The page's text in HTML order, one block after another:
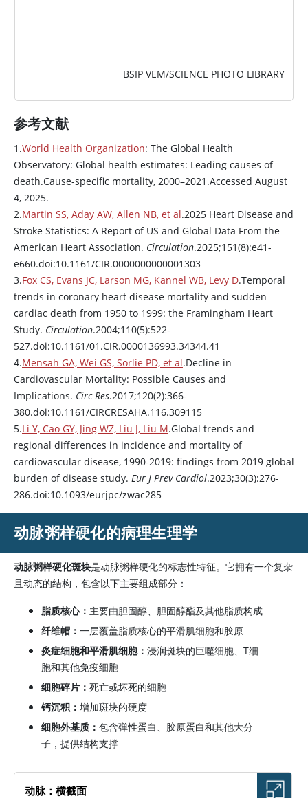
BSIP VEM/SCIENCE PHOTO LIBRARY
参考文献
1.World Health Organization: The Global Health
Observatory: Global health estimates: Leading causes of
death.Cause-specific mortality, 2000–2021.Accessed August
4, 2025.
2.Martin SS, Aday AW, Allen NB, et al.2025 Heart Disease and
Stroke Statistics: A Report of US and Global Data From the
American Heart Association. Circulation.2025;151(8):e41-
e660.doi:10.1161/CIR.0000000000001303
3.Fox CS, Evans JC, Larson MG, Kannel WB, Levy D.Temporal
trends in coronary heart disease mortality and sudden
cardiac death from 1950 to 1999: the Framingham Heart
Study. Circulation.2004;110(5):522-
527.doi:10.1161/01.CIR.0000136993.34344.41
4.Mensah GA, Wei GS, Sorlie PD, et al.Decline in
Cardiovascular Mortality: Possible Causes and
Implications. Circ Res.2017;120(2):366-
380.doi:10.1161/CIRCRESAHA.116.309115
5.Li Y, Cao GY, Jing WZ, Liu J, Liu M.Global trends and
regional differences in incidence and mortality of
cardiovascular disease, 1990-2019: findings from 2019 global
burden of disease study. Eur J Prev Cardiol.2023;30(3):276-
286.doi:10.1093/eurjpc/zwac285
动脉粥样硬化的病理生理学
动脉粥样硬化斑块是动脉粥样硬化的标志性特征。它拥有一个复杂
且动态的结构，包含以下主要组成部分：
脂质核心： 主要由胆固醇、胆固醇酯及其他脂质构成
纤维帽： 一层覆盖脂质核心的平滑肌细胞和胶原
炎症细胞和平滑肌细胞： 浸润斑块的巨噬细胞、T细
胞和其他免疫细胞
细胞碎片： 死亡或坏死的细胞
钙沉积： 增加斑块的硬度
细胞外基质： 包含弹性蛋白、胶原蛋白和其他大分
子，提供结构支撑
动脉：横截面